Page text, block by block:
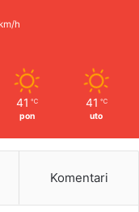
h
41 ℃
pon
41 ℃
uto
Komentari